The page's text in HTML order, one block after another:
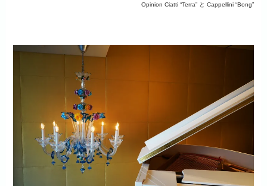
Opinion Ciatti “Terra” と Cappellini “Bong”